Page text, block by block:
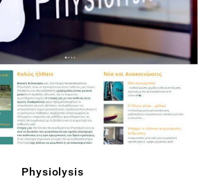
Physiolysis